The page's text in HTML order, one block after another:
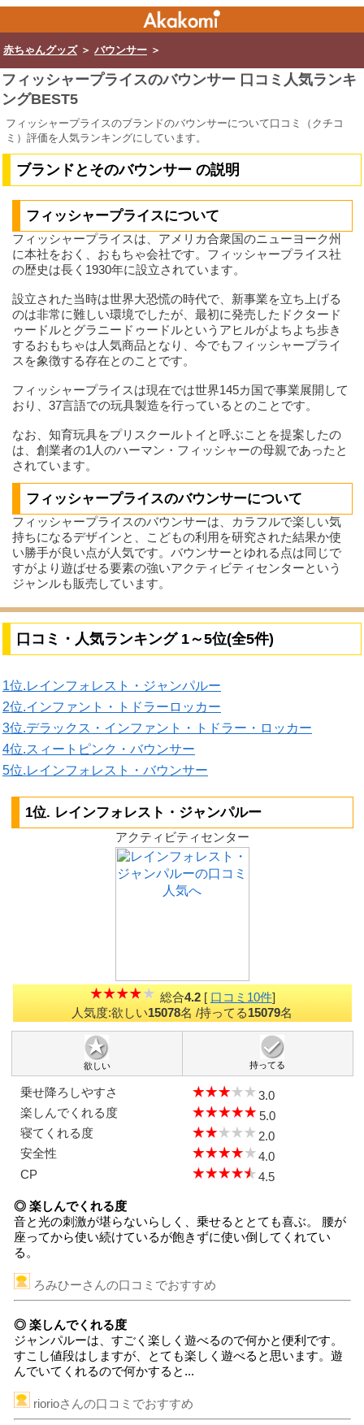
赤ちゃんグッズ＞ バウンサー ＞
フィッシャープライスのバウンサー 口コミ人気ランキ
ングBEST5
フィッシャープライスのブランドのバウンサーについて口コミ（クチコ
ミ）評価を人気ランキングにしています。
ブランドとそのバウンサー の説明
フィッシャープライスについて
フィッシャープライスは、アメリカ合衆国のニューヨーク州
に本社をおく、おもちゃ会社です。フィッシャープライス社
の歴史は長く1930年に設立されています。
設立された当時は世界大恐慌の時代で、新事業を立ち上げる
のは非常に難しい環境でしたが、最初に発売したドクタード
ゥードルとグラニードゥードルというアヒルがよちよち歩き
するおもちゃは人気商品となり、今でもフィッシャープライ
スを象徴する存在とのことです。
フィッシャープライスは現在では世界145カ国で事業展開して
おり、37言語での玩具製造を行っているとのことです。
なお、知育玩具をプリスクールトイと呼ぶことを提案したの
は、創業者の1人のハーマン・フィッシャーの母親であったと
されています。
フィッシャープライスのバウンサーについて
フィッシャープライスのバウンサーは、カラフルで楽しい気
持ちになるデザインと、こどもの利用を研究された結果か使
い勝手が良い点が人気です。バウンサーとゆれる点は同じで
すがより遊ばせる要素の強いアクティビティセンターという
ジャンルも販売しています。
口コミ・人気ランキング 1～5位(全5件)
1位.レインフォレスト・ジャンパルー
2位.インファント・トドラーロッカー
3位.デラックス・インファント・トドラー・ロッカー
4位.スィートピンク・バウンサー
5位.レインフォレスト・バウンサー
1位. レインフォレスト・ジャンパルー
アクティビティセンター
総合4.2[口コミ10件]
人気度:欲しい15078名 /持ってる15079名
欲しい 持ってる
乗せ降ろしやすさ
3.0
楽しんでくれる度
5.0
寝てくれる度
2.0
安全性
4.0
CP
4.5
◎ 楽しんでくれる度
音と光の刺激が堪らないらしく、乗せるととても喜ぶ。 腰が
座ってから使い続けているが飽きずに使い倒してくれてい
る。
ろみひーさんの口コミでおすすめ
◎ 楽しんでくれる度
ジャンパルーは、すごく楽しく遊べるので何かと便利です。
すこし値段はしますが、とても楽しく遊べると思います。遊
んでいてくれるので何かすると...
riorioさんの口コミでおすすめ